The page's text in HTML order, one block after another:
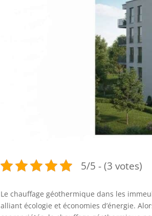
5/5 - (3 votes)
Le chauffage géothermique dans les
alliant écologie et économies d’énergie.